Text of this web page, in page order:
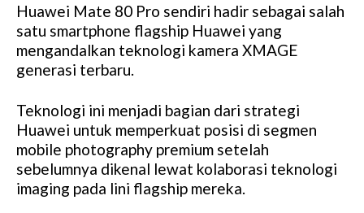
Huawei Mate 80 Pro sendiri hadir sebagai salah
satu smartphone flagship Huawei yang
mengandalkan teknologi kamera XMAGE
generasi terbaru.
Teknologi ini menjadi bagian dari strategi
Huawei untuk memperkuat posisi di segmen
mobile photography premium setelah
sebelumnya dikenal lewat kolaborasi teknologi
imaging pada lini flagship mereka.